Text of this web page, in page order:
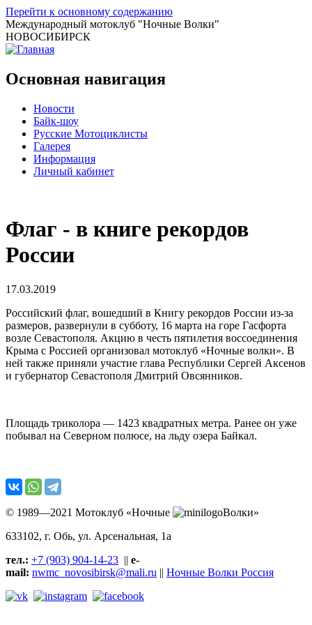
Перейти к основному содержанию
Международный мотоклуб "Ночные Волки"
НОВОСИБИРСК
Основная навигация
Новости
Байк-шоу
Русские Мотоциклисты
Галерея
Информация
Личный кабинет
Флаг - в книге рекордов
России
17.03.2019
Российский флаг, вошедший в Книгу рекордов России из-за
размеров, развернули в субботу, 16 марта на горе Гасфорта
возле Севастополя. Акцию в честь пятилетия воссоединения
Крыма с Россией организовал мотоклуб «Ночные волки». В
ней также приняли участие глава Республики Сергей Аксенов
и губернатор Севастополя Дмитрий Овсянников.
Площадь триколора — 1423 квадратных метра. Ранее он уже
побывал на Северном полюсе, на льду озера Байкал.
© 1989—2021 Мотоклуб «Ночные
Волки»
633102, г. Обь, ул. Арсенальная, 1а
тел.: +7 (903) 904-14-23 || e-
mail: nwmc_novosibirsk@mali.ru || Ночные Волки Россия